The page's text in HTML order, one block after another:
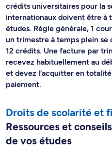
crédits universitaires pour la
internationaux doivent être à
études. Règle générale, 1
un trimestre à temps plein se
12 crédits. Une facture par
recevez habituellement au
et devez l’acquitter en
paiement.
Droits de scolarité et
Ressources et
de vos études